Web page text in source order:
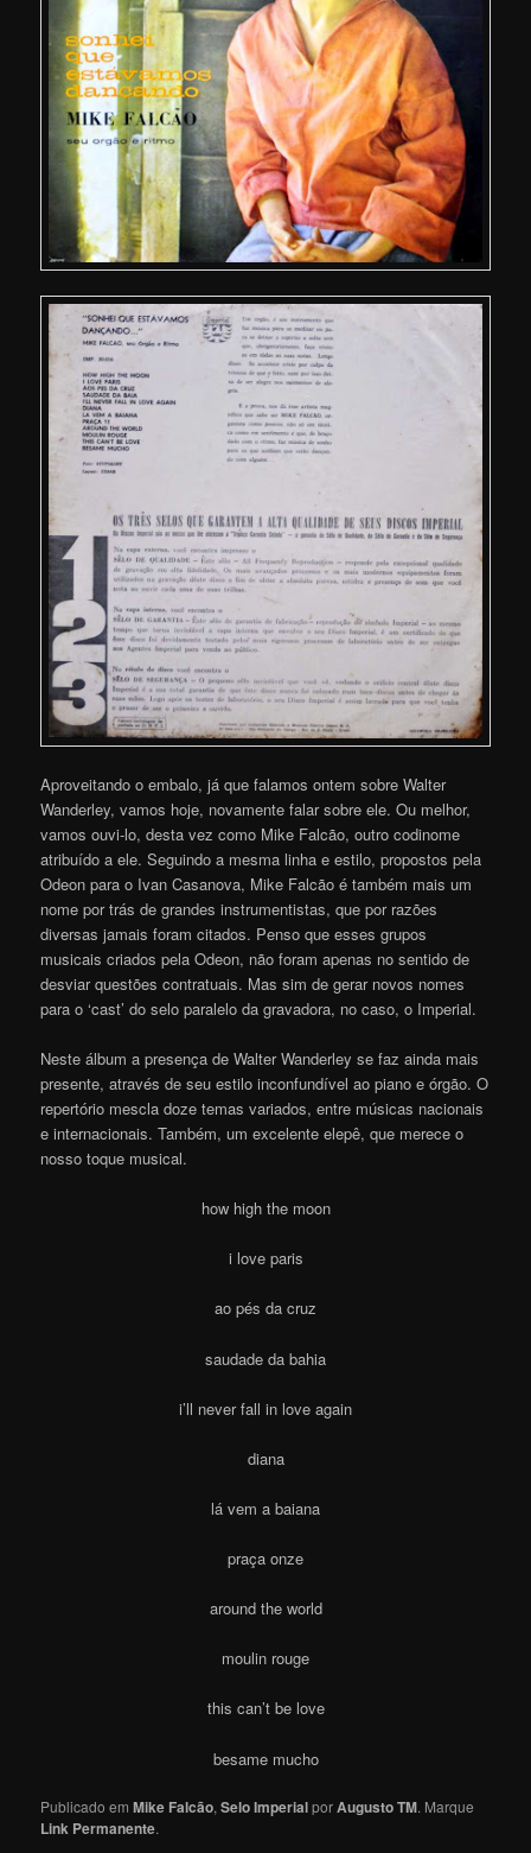
Aproveitando o embalo, já que falamos ontem sobre Walter
Wanderley, vamos hoje, novamente falar sobre ele. Ou melhor,
vamos ouvi-lo, desta vez como Mike Falcão, outro codinome
atribuído a ele. Seguindo a mesma linha e estilo, propostos pela
Odeon para o Ivan Casanova, Mike Falcão é também mais um
nome por trás de grandes instrumentistas, que por razões
diversas jamais foram citados. Penso que esses grupos
musicais criados pela Odeon, não foram apenas no sentido de
desviar questões contratuais. Mas sim de gerar novos nomes
para o ‘cast’ do selo paralelo da gravadora, no caso, o Imperial.
Neste álbum a presença de Walter Wanderley se faz ainda mais
presente, através de seu estilo inconfundível ao piano e órgão. O
repertório mescla doze temas variados, entre músicas nacionais
e internacionais. Também, um excelente elepê, que merece o
nosso toque musical.
how high the moon
i love paris
ao pés da cruz
saudade da bahia
i’ll never fall in love again
diana
lá vem a baiana
praça onze
around the world
moulin rouge
this can’t be love
besame mucho
Publicado emMike Falcão,Selo ImperialporAugusto TM. Marque
Link Permanente.